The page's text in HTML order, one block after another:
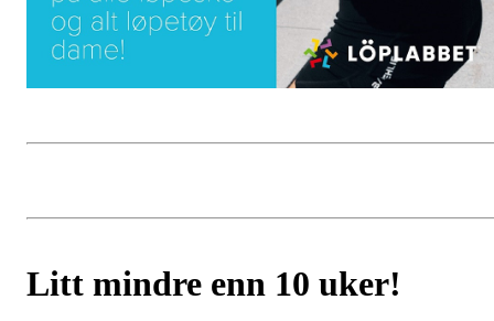
Litt mindre enn 10 uker!